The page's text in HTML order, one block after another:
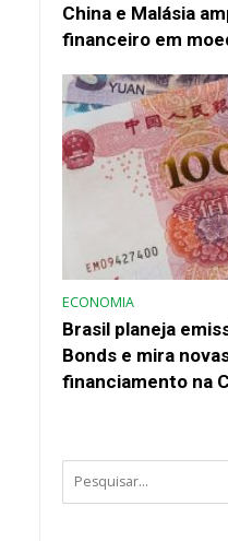
China e Malásia
financeiro em
ECONOMIA
Brasil planeja
Bonds e mira
financiamento na